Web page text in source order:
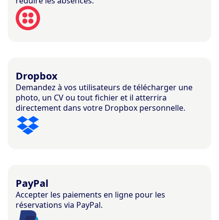
Dropbox
Demandez à vos utilisateurs de télécharger une
photo, un CV ou tout fichier et il atterrira
directement dans votre Dropbox personnelle.
PayPal
Accepter les paiements en ligne pour les
réservations via PayPal.